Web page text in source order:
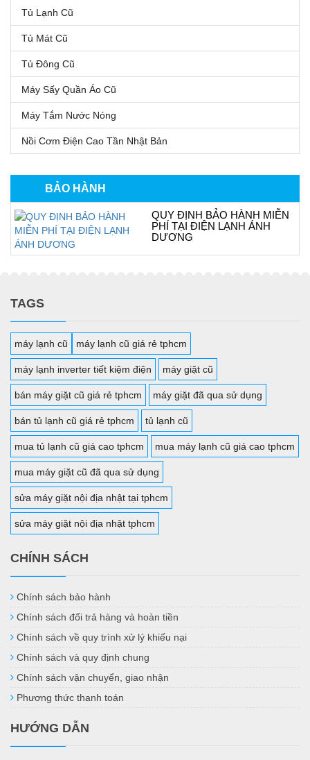
Tủ Lạnh Cũ
Tủ Mát Cũ
Tủ Đông Cũ
Máy Sấy Quần Áo Cũ
Máy Tắm Nước Nóng
Nồi Cơm Điện Cao Tần Nhật Bản
BẢO HÀNH
QUY ĐỊNH BẢO HÀNH MIỄN
PHÍ TẠI ĐIỆN LẠNH ÁNH
DƯƠNG
TAGS
máy lạnh cũ máy lạnh cũ giá rẻ tphcm
máy lạnh inverter tiết kiệm điện máy giặt cũ
bán máy giặt cũ giá rẻ tphcm máy giặt đã qua sử dụng
bán tủ lạnh cũ giá rẻ tphcm tủ lạnh cũ
mua tủ lạnh cũ giá cao tphcm mua máy lạnh cũ giá cao tphcm
mua máy giặt cũ đã qua sử dụng
sửa máy giặt nội địa nhật tại tphcm
sửa máy giặt nội địa nhật tphcm
CHÍNH SÁCH
Chính sách bảo hành
Chính sách đổi trả hàng và hoàn tiền
Chính sách về quy trình xử lý khiếu nại
Chính sách và quy định chung
Chính sách vận chuyển, giao nhận
Phương thức thanh toán
HƯỚNG DẪN